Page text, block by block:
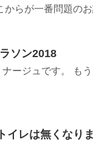
からが一番問題の
ソン2018
ージュです。 も
イレは無くなり